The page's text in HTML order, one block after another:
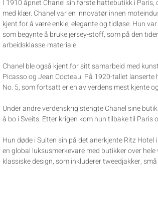
I 1910 åpnet Chanel sin første hattebutikk i Paris,
med klær. Chanel var en innovatør innen
kjent for å være enkle, elegante og tidløse. Hun
som begynte å bruke jersey-stoff, som på den
arbeidsklasse-materiale.
Chanel ble også kjent for sitt samarbeid med
Picasso og Jean Cocteau. På 1920-tallet
No. 5, som fortsatt er en av verdens mest kjente
Under andre verdenskrig stengte Chanel sine
å bo i Sveits. Etter krigen kom hun tilbake til Paris
Hun døde i Suiten sin på det anerkjente Ritz Hotel
en global luksusmerkevare med butikker over
klassiske design, som inkluderer tweedjakker,